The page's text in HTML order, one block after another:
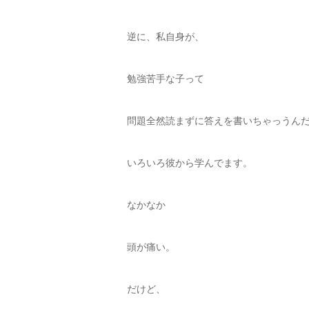
逆に、私自身が、
勉強苦手な子って
問題全然読まずに答えを書いちゃっうんだ
いろいろ彼から学んでます。
なかなか
頭が痛い。
だけど、